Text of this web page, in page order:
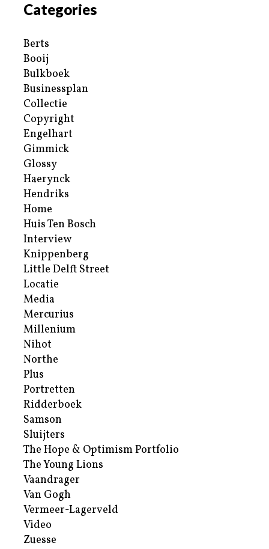
Categories
Berts
Booij
Bulkboek
Businessplan
Collectie
Copyright
Engelhart
Gimmick
Glossy
Haerynck
Hendriks
Home
Huis Ten Bosch
Interview
Knippenberg
Little Delft Street
Locatie
Media
Mercurius
Millenium
Nihot
Northe
Plus
Portretten
Ridderboek
Samson
Sluijters
The Hope & Optimism Portfolio
The Young Lions
Vaandrager
Van Gogh
Vermeer-Lagerveld
Video
Zuesse